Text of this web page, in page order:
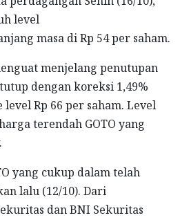
level
masa di Rp 54 per saham.
menjelang penutupan
dengan koreksi 1,49%
Rp 66 per saham. Level
terendah GOTO yang
.
yang cukup dalam telah
lalu (12/10). Dari
dan BNI Sekuritas